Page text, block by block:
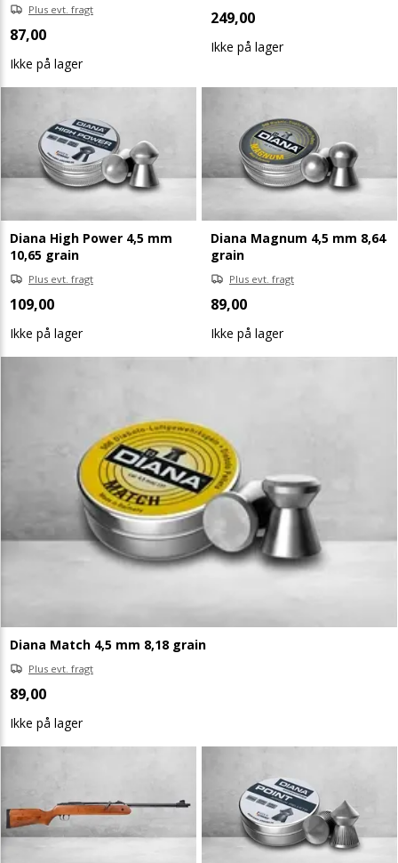
Plus evt. fragt
87,00
Ikke på lager
249,00
Ikke på lager
Diana High Power 4,5 mm
10,65 grain
Plus evt. fragt
109,00
Ikke på lager
Diana Magnum 4,5 mm 8,64
grain
Plus evt. fragt
89,00
Ikke på lager
Diana Match 4,5 mm 8,18 grain
Plus evt. fragt
89,00
Ikke på lager